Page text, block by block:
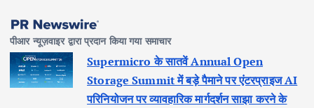
पीआर न्यूज़वाइर द्वारा प्रदान किया गया समाचार
Supermicro के सातवें Annual Open
Storage Summit में बड़े पैमाने पर एंटरप्राइज AI
परिनियोजन पर व्यावहारिक मार्गदर्शन साझा करने के